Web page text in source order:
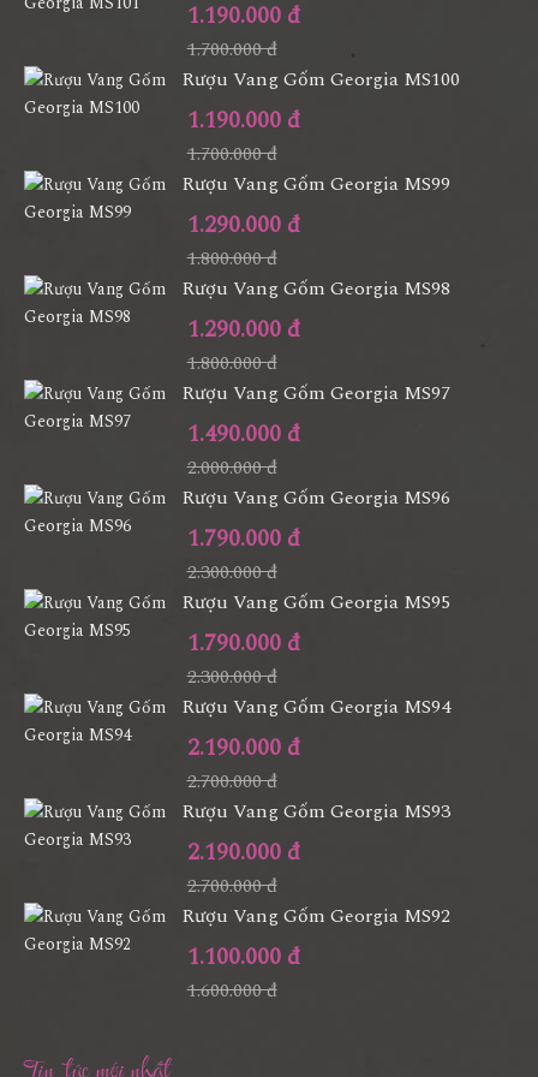
1.190.000 đ
1.700.000 đ
Rượu Vang Gốm Georgia MS100
1.190.000 đ
1.700.000 đ
Rượu Vang Gốm Georgia MS99
1.290.000 đ
1.800.000 đ
Rượu Vang Gốm Georgia MS98
1.290.000 đ
1.800.000 đ
Rượu Vang Gốm Georgia MS97
1.490.000 đ
2.000.000 đ
Rượu Vang Gốm Georgia MS96
1.790.000 đ
2.300.000 đ
Rượu Vang Gốm Georgia MS95
1.790.000 đ
2.300.000 đ
Rượu Vang Gốm Georgia MS94
2.190.000 đ
2.700.000 đ
Rượu Vang Gốm Georgia MS93
2.190.000 đ
2.700.000 đ
Rượu Vang Gốm Georgia MS92
1.100.000 đ
1.600.000 đ